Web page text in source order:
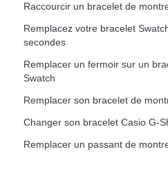
Raccourcir un bracelet de
Remplacez votre bracelet
secondes
Remplacer un fermoir sur un
Swatch
Remplacer son bracelet de
Changer son bracelet Casio G-
Remplacer un passant de